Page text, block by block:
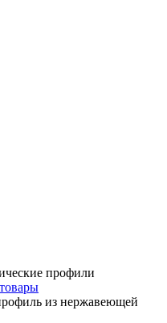
профили
из нержавеющей